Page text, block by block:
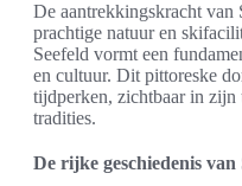
De aantrekkingskracht van
prachtige natuur en
Seefeld vormt een
en cultuur. Dit pittoreske
tijdperken, zichtbaar in zijn
tradities.
De rijke geschiedenis van